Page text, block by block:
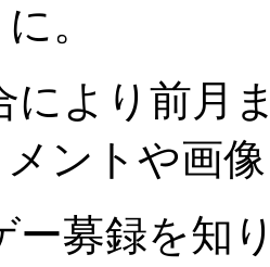
。
により前月
ントや画
ー募録を知